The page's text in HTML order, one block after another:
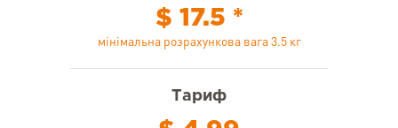
$ 17.5 *
мінімальна розрахункова вага 3.5 кг
Тариф